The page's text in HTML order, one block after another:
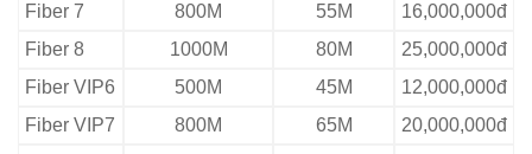
Fiber 7
800M 55M
16,000,000đ
Fiber 8
1000M 80M
25,000,000đ
Fiber VIP6
500M 45M
12,000,000đ
Fiber VIP7
800M 65M
20,000,000đ